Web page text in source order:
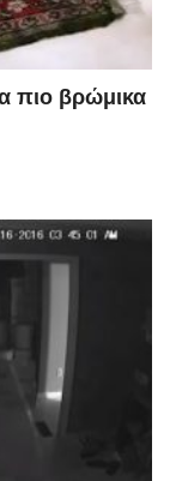
πιο βρώμικα